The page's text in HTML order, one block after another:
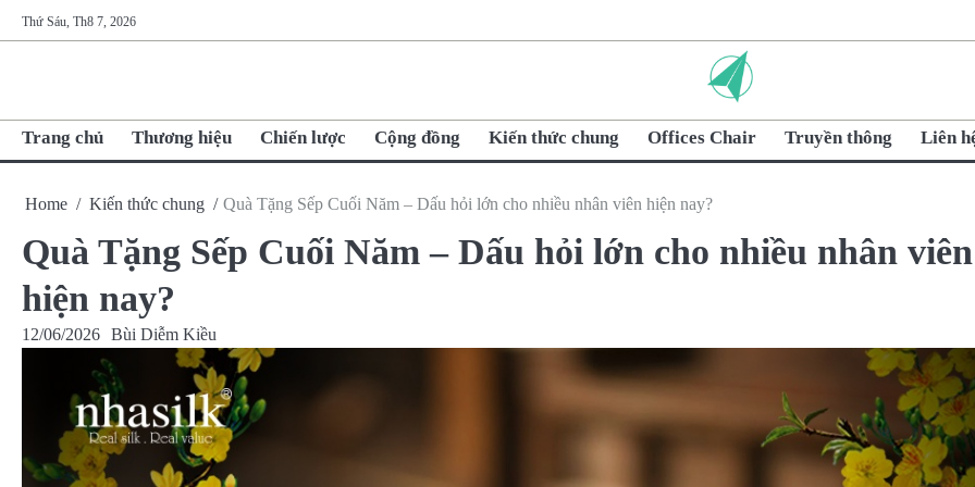
to
Thứ Sáu, Th8 7, 2026
Trang chủ Thương hiệu Chiến lược Cộng đồng Kiến thức chung Offices Chair Truyền thông Liên
Home Kiến thức chung Quà Tặng Sếp Cuối Năm – Dấu hỏi lớn cho nhiều nhân viên hiện nay?
Quà Tặng Sếp Cuối Năm – Dấu hỏi lớn cho nhiều nhân viên
hiện nay?
12/06/2026 Bùi Diễm Kiều